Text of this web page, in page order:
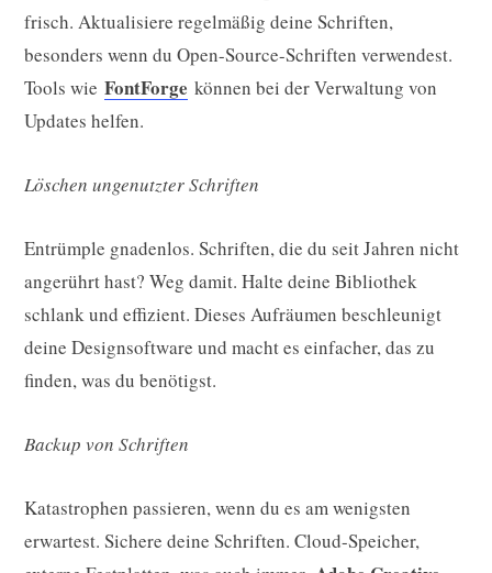
frisch. Aktualisiere regelmäßig deine Schriften,
besonders wenn du Open-Source-Schriften verwendest.
Tools wie FontForge können bei der Verwaltung von
Updates helfen.
Löschen ungenutzter Schriften
Entrümple gnadenlos. Schriften, die du seit Jahren nicht
angerührt hast? Weg damit. Halte deine Bibliothek
schlank und effizient. Dieses Aufräumen beschleunigt
deine Designsoftware und macht es einfacher, das zu
finden, was du benötigst.
Backup von Schriften
Katastrophen passieren, wenn du es am wenigsten
erwartest. Sichere deine Schriften. Cloud-Speicher,